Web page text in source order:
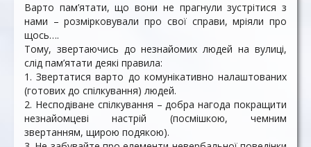
Варто пам’ятати, що вони не прагнули зустрітися з
нами – розмірковували про свої справи, мріяли про
щось….
Тому, звертаючись до незнайомих людей на вулиці,
слід пам’ятати деякі правила:
1. Звертатися варто до комунікативно налаштованих
(готових до спілкування) людей.
2. Несподіване спілкування – добра нагода покращити
незнайомцеві настрій (посмішкою, чемним
звертанням, щирою подякою).